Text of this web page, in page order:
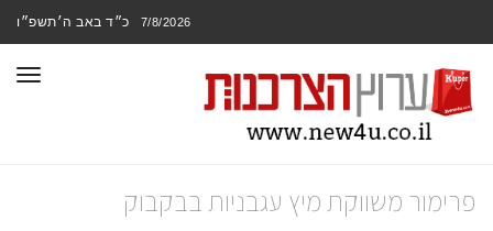
7/8/2026 כ״ד באב ה׳תשפ״ו
פרימור משווקת מיץ עגבניות בבקבוק